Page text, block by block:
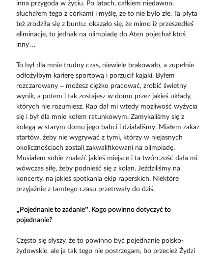
inna przygoda w życiu. Po latach, całkiem niedawno,
słuchałem tego z córkami i myślę, że to nie było złe. Ta płyta
też zrodziła się z buntu: okazało się, że mimo iż przeszedłeś
eliminacje, to jednak na olimpiadę do Aten pojechał ktoś
inny…
To był dla mnie trudny czas, niewiele brakowało, a zupełnie
odłożyłbym karierę sportową i porzucił kajaki. Byłem
rozczarowany – możesz ciężko pracować, zrobić świetny
wynik, a potem i tak zostajesz w domu przez jakieś układy,
których nie rozumiesz. Rap dał mi wtedy możliwość wyżycia
się i był dla mnie kołem ratunkowym. Zamykaliśmy się z
kolegą w starym domu jego babci i działaliśmy. Miałem zakaz
startów, żeby nie wygrywać z tymi, którzy w niejasnych
okolicznościach zostali zakwalifikowani na olimpiadę.
Musiałem sobie znaleźć jakieś miejsce i ta twórczość dała mi
wówczas siłę, żeby podnieść się z kolan. Jeździliśmy na
koncerty, na jakieś spotkania ekip raperskich. Niektóre
przyjaźnie z tamtego czasu przetrwały do dziś.
„Pojednanie to zadanie”. Kogo powinno dotyczyć to
pojednanie?
Często się słyszy, że to powinno być pojednanie polsko-
żydowskie, ale ja tak tego nie postrzegam, bo przecież Żydzi